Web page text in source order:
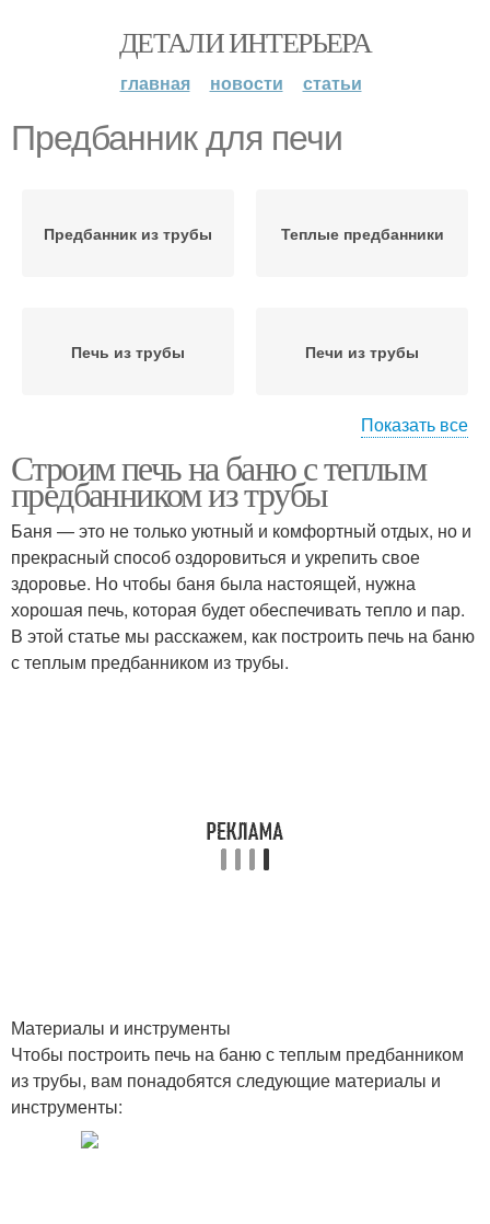
ДЕТАЛИ ИНТЕРЬЕРА
главная новости статьи
Предбанник для печи
Предбанник из трубы Теплые предбанники
Печь из трубы Печи из трубы
Фундамент для печи Труба для печи
Воздух в печь
Показать все
Строим печь на баню с теплым
предбанником из трубы
Баня — это не только уютный и комфортный отдых, но и
прекрасный способ оздоровиться и укрепить свое
здоровье. Но чтобы баня была настоящей, нужна
хорошая печь, которая будет обеспечивать тепло и пар.
В этой статье мы расскажем, как построить печь на баню
с теплым предбанником из трубы.
Материалы и инструменты
Чтобы построить печь на баню с теплым предбанником
из трубы, вам понадобятся следующие материалы и
инструменты: